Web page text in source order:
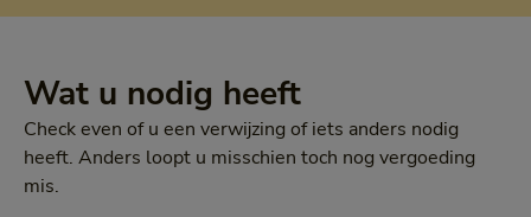
Wat u nodig heeft
Check even of u een verwijzing of iets anders nodig
heeft. Anders loopt u misschien toch nog vergoeding
mis.